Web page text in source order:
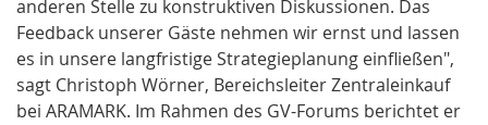
anderen Stelle zu konstruktiven Diskussionen. Das
Feedback unserer Gäste nehmen wir ernst und lassen
es in unsere langfristige Strategieplanung einfließen",
sagt Christoph Wörner, Bereichsleiter Zentraleinkauf
bei ARAMARK. Im Rahmen des GV-Forums berichtet er